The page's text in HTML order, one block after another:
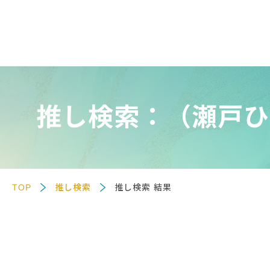
推し検索：（瀬戸
TOP 推し検索 推し検索 結果